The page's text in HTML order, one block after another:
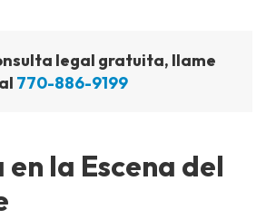
legal gratuita, llame
al 770-886-9199
la Escena del